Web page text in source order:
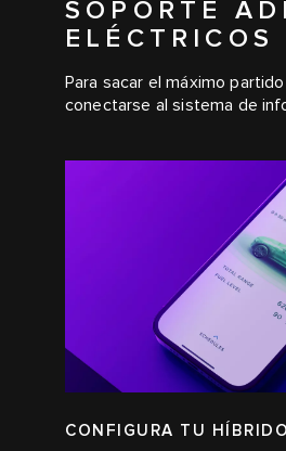
SOPORTE
ELÉCTRICOS
Para sacar el máximo
conectarse al sistema de
CONFIGURA TU